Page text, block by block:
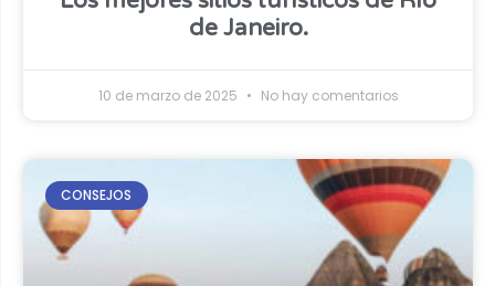
de Janeiro.
10 de marzo de 2025 No hay comentarios
CONSEJOS